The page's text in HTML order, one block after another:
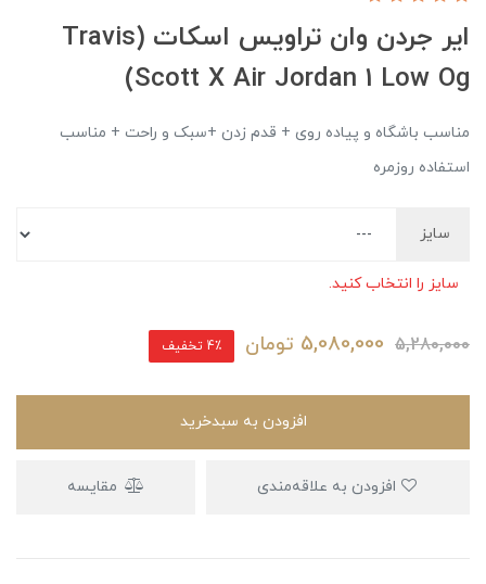
ایر جردن وان تراویس اسکات (Travis
Scott X Air Jordan 1 Low Og)
مناسب باشگاه و پیاده روی + قدم زدن +سبک و راحت + ‌مناسب
استفاده روزمره
سایز
سایز را انتخاب کنید.
5,280,000
5,080,000 تومان 4٪ تخفیف
افزودن به سبدخرید
مقایسه